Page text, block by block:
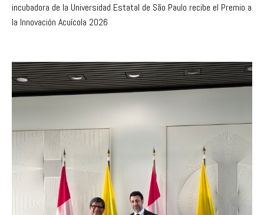
incubadora de la Universidad Estatal de São Paulo recibe el Premio a
la Innovación Acuícola 2026